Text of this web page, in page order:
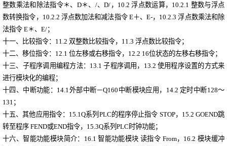
整数乘法和除法指令＊、D＊、/、D/ ， 10.2 浮点数运算， 10.2.1 整数与浮点
数转换指令 ， 10.2.2 浮点数加法和减法指令 E＋、E-， 10.2.3 浮点数乘法和除
法指令 E＊、E/；
十一、
比较指令： 11.2 双整数比较指令， 11.3 浮点数比较指令；
十二、 移位指令： 12.1 位左移或右移指令， 12.2 16位状态的左移右移指令；
十三、 子程序调用编程方法： 13.1 子程序调用 ， 13.2 使用程序设置的方式来
进行模块化的编程；
十四、 中断功能 ： 14.1外部中断－Q160中断模块应用 ， 14.2 定时中断128～
131 ；
十五、其他应用指令： 15.1Q系列PLC的程序停止指令 STOP， 15.2 GOEND跳
转至程序 FEND或END指令， 15.3Q系列PLC时钟功能；
十六、智能功能模块简介： 16.1 智能功能模块 读指令 From， 16.2 模块缓冲